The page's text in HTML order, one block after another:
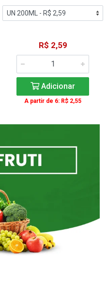
R$ 2,59
Adicionar
A partir de 6: R$ 2,55